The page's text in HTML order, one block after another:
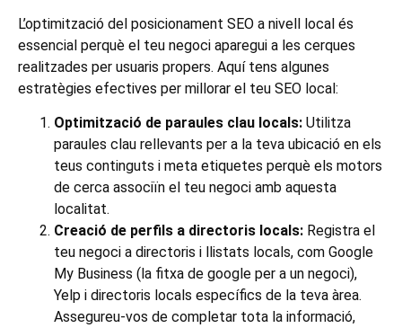
L’optimització del posicionament SEO a nivell local és
essencial perquè el teu negoci aparegui a les cerques
realitzades per usuaris propers. Aquí tens algunes
estratègies efectives per millorar el teu SEO local:
Optimització de paraules clau locals: Utilitza
paraules clau rellevants per a la teva ubicació en els
teus continguts i meta etiquetes perquè els motors
de cerca associïn el teu negoci amb aquesta
localitat.
Creació de perfils a directoris locals: Registra el
teu negoci a directoris i llistats locals, com Google
My Business (la fitxa de google per a un negoci),
Yelp i directoris locals específics de la teva àrea.
Assegureu-vos de completar tota la informació,